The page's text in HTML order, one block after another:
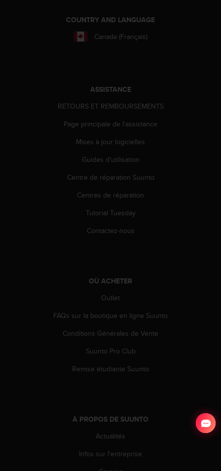
COUNTRY AND LANGUAGE
Canada (Français)
ASSISTANCE
RETOURS ET REMBOURSEMENTS
Page principale de l'assistance
Mises à jour logicielles
Guides d'utilisation
Centre de réparation Suunto
Centres de réparation
Tutorial Tuesday
Contactez-nous
OÙ ACHETER
Outlet
FAQs sur la boutique en ligne Suunto
Conditions Générales de Vente
Suunto Pro Club
Remise étudiante Suunto
À PROPOS DE SUUNTO
Actualités
Infos sur l'entreprise